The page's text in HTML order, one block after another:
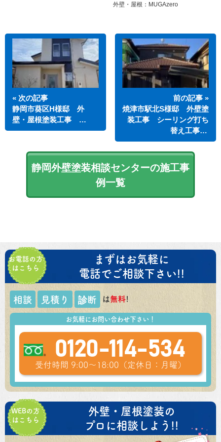
外壁・屋根：MUGAzero
« 次の記事
静岡市葵区H様邸 外
壁・屋根塗装工事 …
前の記事 »
焼津市駅北S様邸 外壁塗
装工事 シーリング打ち
替え工事…
静岡外壁塗装相談センターの施工事
例一覧
お電話の方
はこちら
まずはお気軽に
電話でご相談下さい!!
相談 見積り 診断 は無料!
お気軽にお問い合わせ下さい！
0120-114-534
受付時間 9:00～18:00（定休日：月曜）
WEBの方
はこちら
外壁・屋根塗装の
プロに相談しよう!!